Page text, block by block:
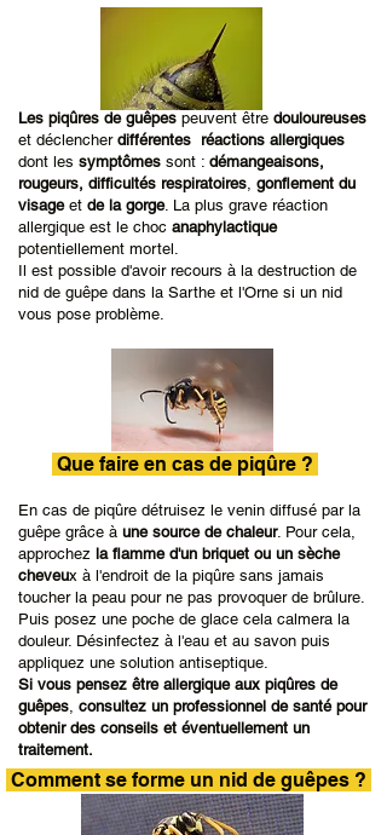
Les piqûres de guêpes peuvent être douloureuses
et déclencher différentes réactions allergiques
dont les symptômes sont : démangeaisons,
rougeurs, difficultés respiratoires, gonflement du
visageet de la gorge. La plus grave réaction
allergique est le choc anaphylactique
potentiellement mortel.
Il est possible d'avoir recours à la destruction de
nid de guêpe dans la Sarthe et l'Orne si un nid
vous pose problème.
En cas de piqûre détruisez le venin diffusé par la
guêpe grâce à une source de chaleur. Pour cela,
approchez la flamme d'un briquet ou un sèche
cheveux à l'endroit de la piqûre sans jamais
toucher la peau pour ne pas provoquer de brûlure.
Puis posez une poche de glace cela calmera la
douleur. Désinfectez à l'eau et au savon puis
appliquez une solution antiseptique.
Si vous pensez être allergique aux piqûres de
guêpes, consultez un professionnel de santé pour
obtenir des conseils et éventuellement un
traitement.
Que faire en cas de piqûre ?
Comment se forme un nid de guêpes ?